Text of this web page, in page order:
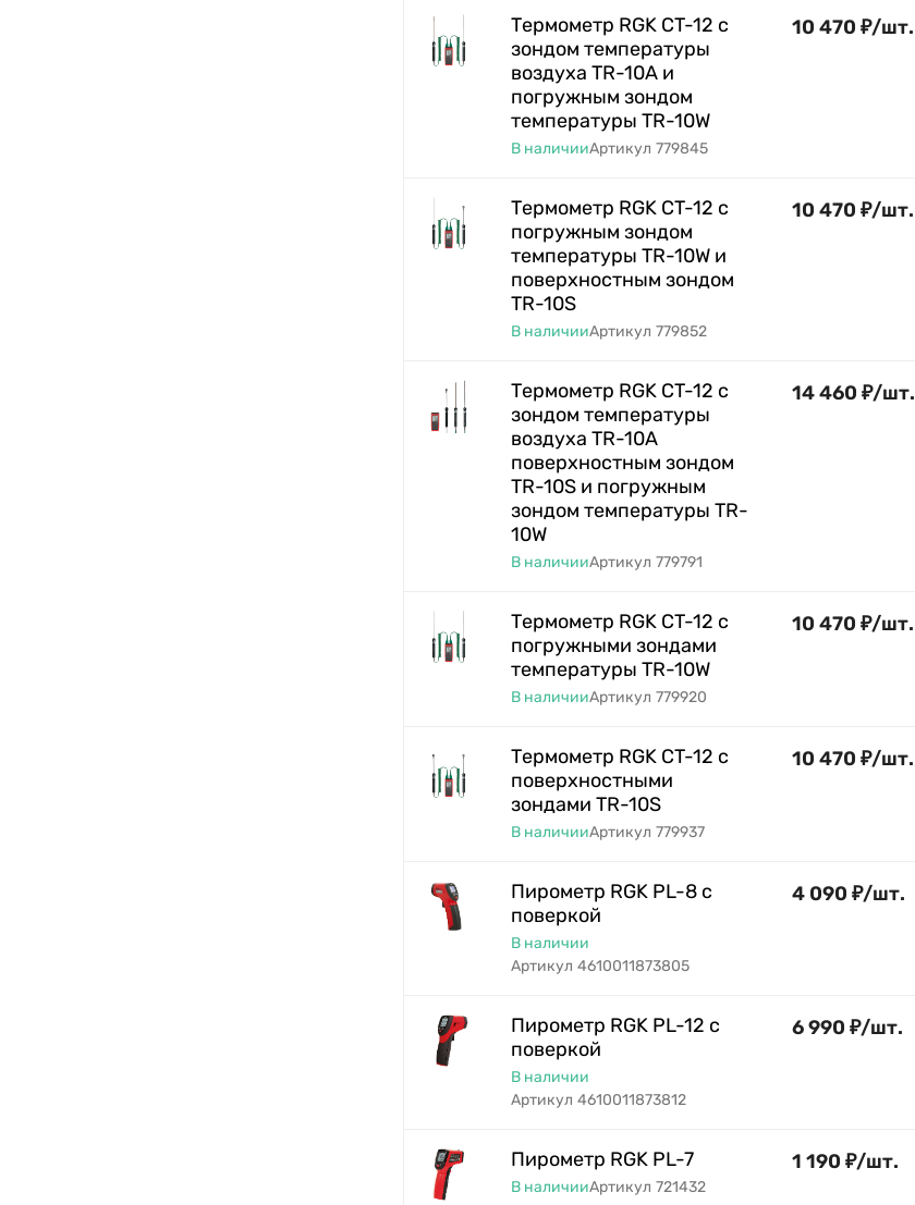
Термометр RGK CT-12 с
зондом температуры
воздуха TR-10A и
погружным зондом
температуры TR-10W
В наличииАртикул 779845
10 470 ₽/шт.
Термометр RGK CT-12 с
погружным зондом
температуры TR-10W и
поверхностным зондом
TR-10S
В наличииАртикул 779852
10 470 ₽/шт.
Термометр RGK CT-12 с
зондом температуры
воздуха TR-10A
поверхностным зондом
TR-10S и погружным
зондом температуры TR-
10W
В наличииАртикул 779791
14 460 ₽/шт.
Термометр RGK CT-12 с
погружными зондами
температуры TR-10W
В наличииАртикул 779920
10 470 ₽/шт.
Термометр RGK CT-12 с
поверхностными
зондами TR-10S
В наличииАртикул 779937
10 470 ₽/шт.
Пирометр RGK PL-8 с
поверкой
В наличии
Артикул 4610011873805
4 090 ₽/шт.
Пирометр RGK PL-12 с
поверкой
В наличии
Артикул 4610011873812
6 990 ₽/шт.
Пирометр RGK PL-7
В наличииАртикул 721432
1 190 ₽/шт.